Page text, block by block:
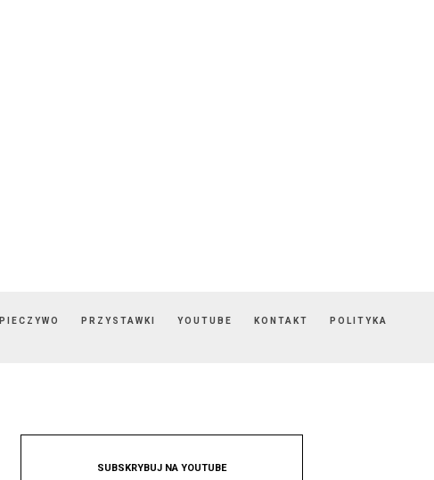
PIECZYWO PRZYSTAWKI YOUTUBE KONTAKT
POLITYKA
SUBSKRYBUJ NA YOUTUBE